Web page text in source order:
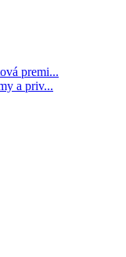
premi...
a priv...